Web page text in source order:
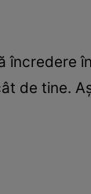
încredere
de tine.